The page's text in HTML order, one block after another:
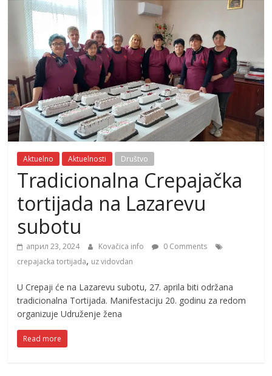
Aktuelno Aktuelnosti Društvo
Tradicionalna Crepajačka
tortijada na Lazarevu
subotu
април 23, 2024 Kovačica info
0 Comments
crepajacka tortijada, uz vidovdan
U Crepaji će na Lazarevu subotu, 27. aprila biti održana
tradicionalna Tortijada. Manifestaciju 20. godinu za redom
organizuje Udruženje žena
Read more